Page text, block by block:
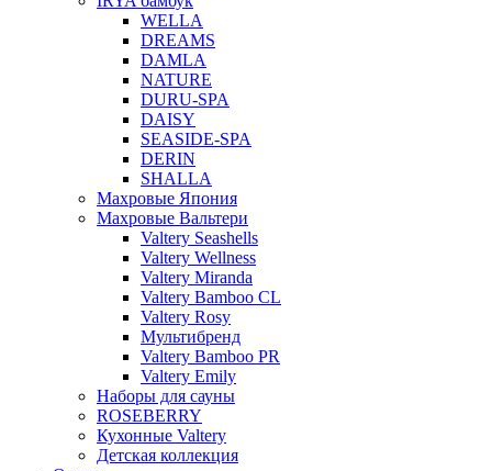
WELLA
DREAMS
DAMLA
NATURE
DURU-SPA
DAISY
SEASIDE-SPA
DERIN
SHALLA
Махровые Япония
Махровые Вальтери
Valtery Seashells
Valtery Wellness
Valtery Miranda
Valtery Bamboo CL
Valtery Rosy
Мультибренд
Valtery Bamboo PR
Valtery Emily
Наборы для сауны
ROSEBERRY
Кухонные Valtery
Детская коллекция